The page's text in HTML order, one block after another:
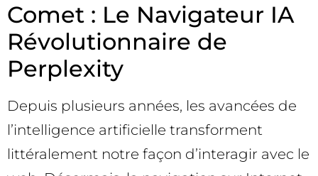
Comet : Le Navigateur IA
Révolutionnaire de
Perplexity
Depuis plusieurs années, les avancées de
l’intelligence artificielle transforment
littéralement notre façon d’interagir avec le